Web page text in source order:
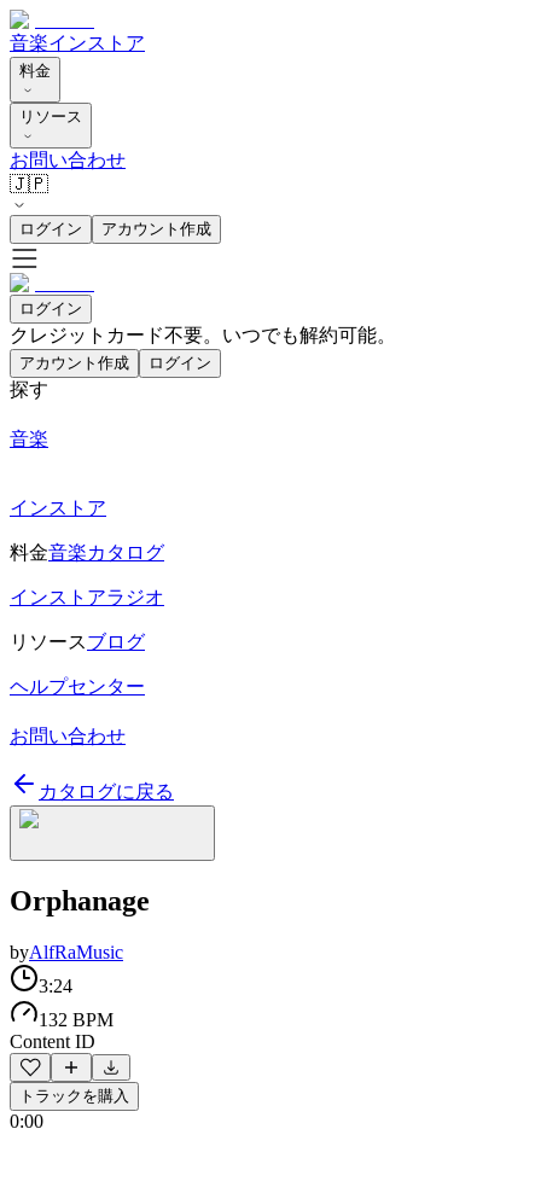
音楽インストア
料金
リソース
お問い合わせ
🇯🇵
ログイン アカウント作成
ログイン
クレジットカード不要。いつでも解約可能。
アカウント作成 ログイン
探す
音楽
インストア
料金音楽カタログ
インストアラジオ
リソースブログ
ヘルプセンター
お問い合わせ
カタログに戻る
Orphanage
byAlfRaMusic
3:24
132 BPM
Content ID
トラックを購入
0:00